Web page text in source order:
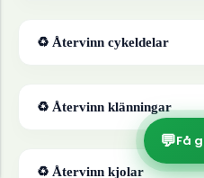
♻ Återvinn cykeldelar
♻ Återvinn klänningar
♻ Återvinn kjolar
💬Få